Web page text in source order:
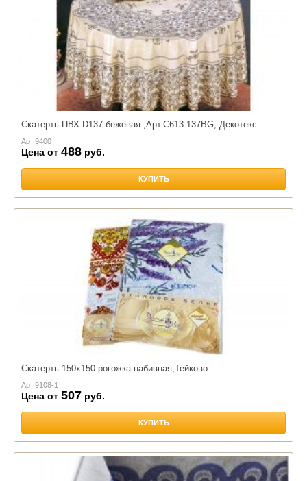
Скатерть ПВХ D137 бежевая ,Арт.С613-137BG, Декотекс
Арт.9400
Цена от 488 руб.
КУПИТЬ
Скатерть 150х150 рогожка набивная,Тейково
Арт.9108-1
Цена от 507 руб.
КУПИТЬ